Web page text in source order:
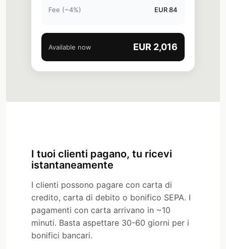
Fee (~4%)
EUR 84
Available now EUR 2,016
I tuoi clienti pagano, tu ricevi
istantaneamente
I clienti possono pagare con carta di
credito, carta di debito o bonifico SEPA. I
pagamenti con carta arrivano in ~10
minuti. Basta aspettare 30-60 giorni per i
bonifici bancari.